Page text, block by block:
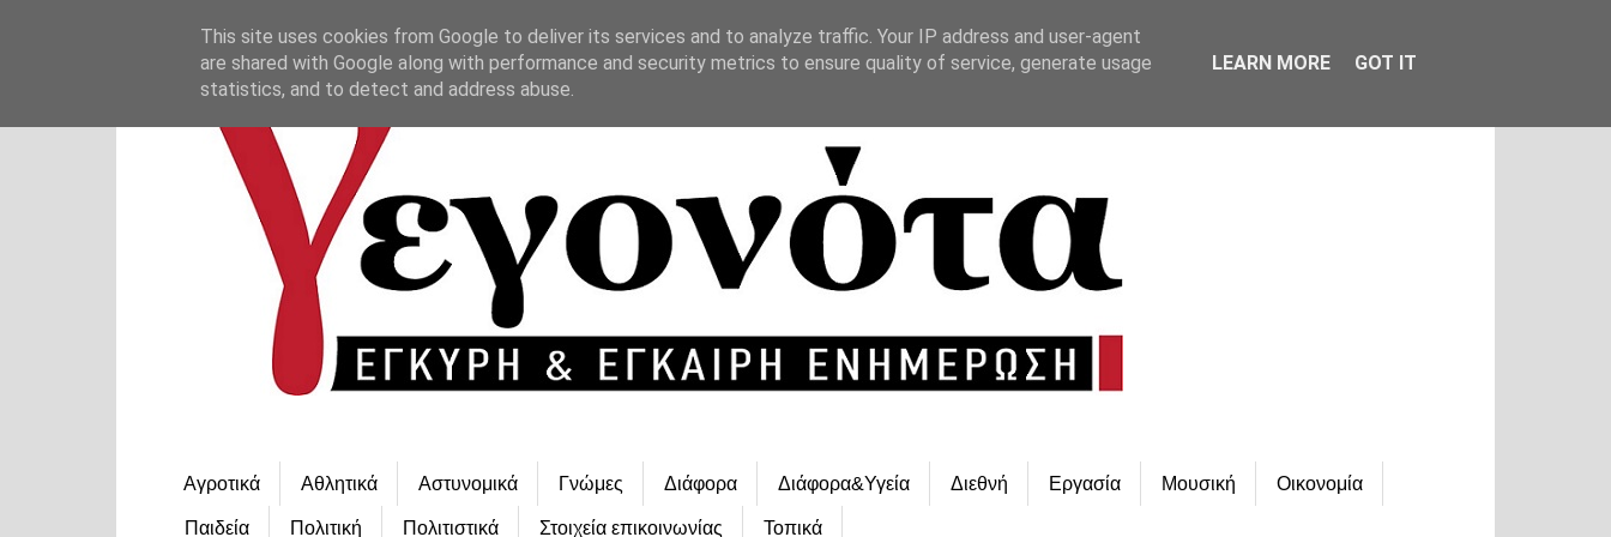
Αγροτικά Αθλητικά Αστυνομικά Γνώμες Διάφορα Διάφορα&Υγεία Διεθνή Εργασία Μουσική Οικονομία
Παιδεία Πολιτική Πολιτιστικά Στοιχεία επικοινωνίας Τοπικά
This site uses cookies from Google to deliver its services and to analyze traffic. Your IP address and user-agent
are shared with Google along with performance and security metrics to ensure quality of service, generate usage
statistics, and to detect and address abuse.
LEARN MORE GOT IT